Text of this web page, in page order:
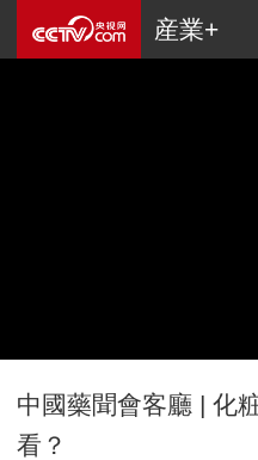
産業+
中國藥聞會客廳 | 化
看？